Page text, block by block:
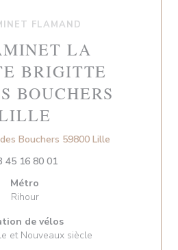
FLAMAND
LA
BRIGITTE
BOUCHERS
Bouchers 59800 Lille((ouvre une
45 16 80 01
Métro
Rihour
de vélos
et Nouveaux siècle